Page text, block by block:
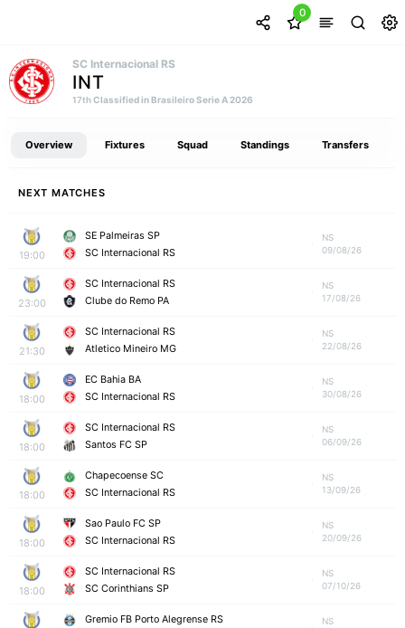
0
SC Internacional RS
INT
17thClassified in Brasileiro Serie A 2026
Overview Fixtures Squad Standings Transfers
NEXT MATCHES
19:00
SE Palmeiras SP
SC Internacional RS
NS
09/08/26
23:00
SC Internacional RS
Clube do Remo PA
NS
17/08/26
21:30
SC Internacional RS
Atletico Mineiro MG
NS
22/08/26
18:00
EC Bahia BA
SC Internacional RS
NS
30/08/26
18:00
SC Internacional RS
Santos FC SP
NS
06/09/26
18:00
Chapecoense SC
SC Internacional RS
NS
13/09/26
18:00
Sao Paulo FC SP
SC Internacional RS
NS
20/09/26
18:00
SC Internacional RS
SC Corinthians SP
NS
07/10/26
Gremio FB Porto Alegrense RS
NS